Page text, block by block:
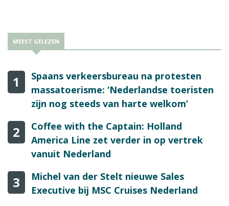
MEEST GELEZEN
1
Spaans verkeersbureau na protesten
massatoerisme: ‘Nederlandse toeristen
zijn nog steeds van harte welkom’
2
Coffee with the Captain: Holland
America Line zet verder in op vertrek
vanuit Nederland
3
Michel van der Stelt nieuwe Sales
Executive bij MSC Cruises Nederland